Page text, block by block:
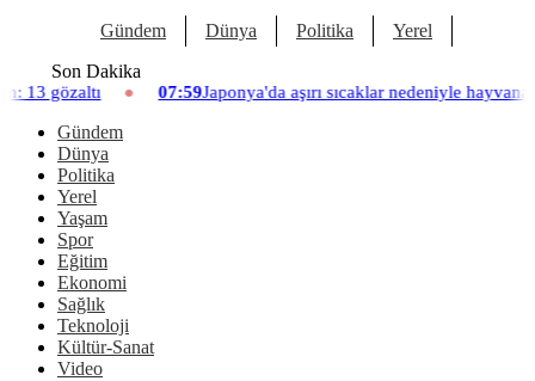
Gündem Dünya Politika Yerel
Son Dakika
aşırı sıcaklar nedeniyle hayvanat bahçesinde üç aslan öldü
Gündem
Dünya
Politika
Yerel
Yaşam
Spor
Eğitim
Ekonomi
Sağlık
Teknoloji
Kültür-Sanat
Video